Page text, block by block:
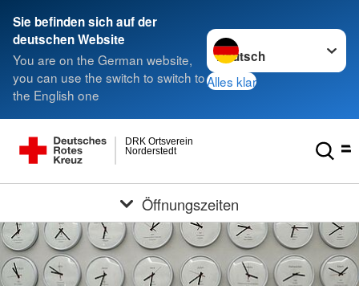
Sie befinden sich auf der
deutschen Website
You are on the German website,
you can use the switch to switch to
the English one
Sprache wechseln zu
Alles klar
Norderstedt
DRK Ortsverein
Öffnungszeiten